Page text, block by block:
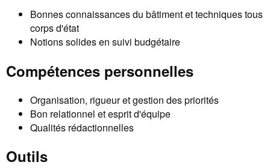
Bonnes connaissances du bâtiment et techniques tous
corps d'état
Notions solides en suivi budgétaire
Compétences personnelles
Organisation, rigueur et gestion des priorités
Bon relationnel et esprit d'équipe
Qualités rédactionnelles
Outils